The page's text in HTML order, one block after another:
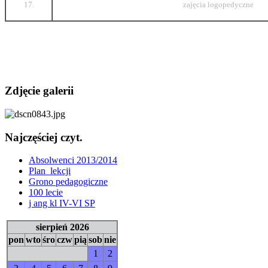
17. zajęcia logopedyczne
Zdjęcie galerii
Najczęściej czyt.
Absolwenci 2013/2014
Plan_lekcji
Grono pedagogiczne
100 lecie
j ang kl IV-VI SP
sierpień 2026
pon wtośroczwpią sobnie
1
2